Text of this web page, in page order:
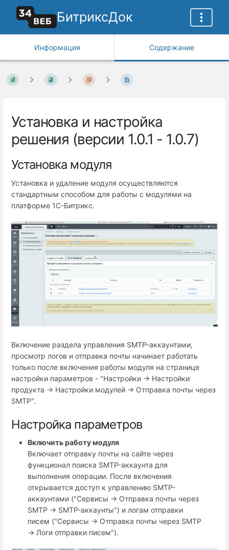
БитриксДок
Информация Содержание
Установка и настройка
решения (версии 1.0.1 - 1.0.7)
Установка модуля
Установка и удаление модуля осуществляются
стандартным способом для работы с модулями на
платформе 1С-Битрикс.
Включение раздела управления SMTP-аккаунтами,
просмотр логов и отправка почты начинает работать
только после включения работы модуля на странице
настройки параметров - "Настройки → Настройки
продукта → Настройки модулей → Отправка почты через
SMTP".
Настройка параметров
Включить работу модуля
Включает отправку почты на сайте через
функционал поиска SMTP-аккаунта для
выполнения операции. После включения
открывается доступ к управлению SMTP-
аккаунтами ("Сервисы → Отправка почты через
SMTP → SMTP-аккаунты") и логам отправки
писем ("Сервисы → Отправка почты через SMTP
→ Логи отправки писем").